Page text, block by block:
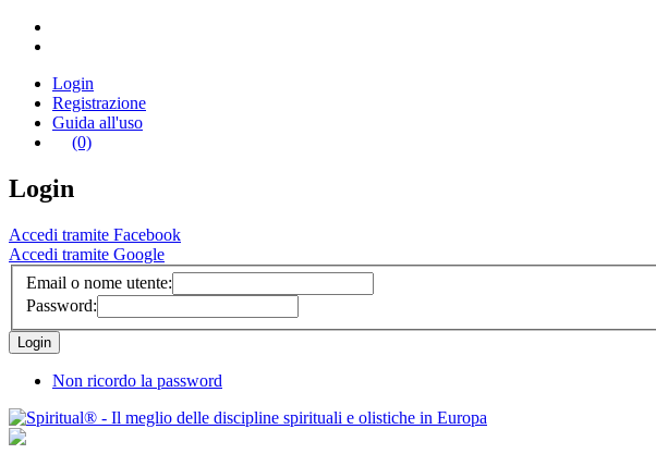
Login
Registrazione
Guida all'uso
(0)
Login
Accedi tramite Facebook
Accedi tramite Google
Email o nome utente:
Password:
Non ricordo la password